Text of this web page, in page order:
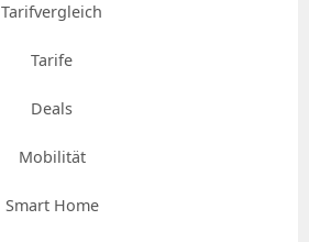
Tarifvergleich
Tarife
Deals
Mobilität
Smart Home